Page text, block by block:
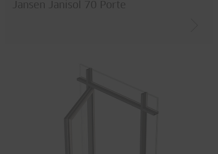
Jansen Janisol 70 Porte